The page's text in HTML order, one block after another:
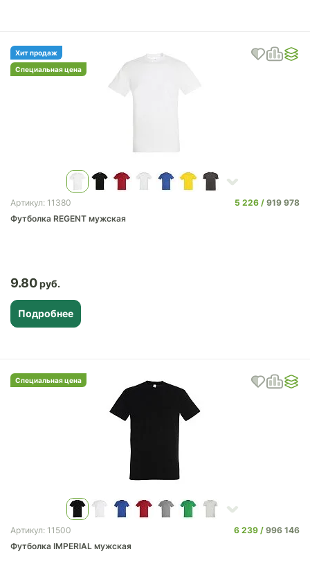
Хит продаж
Специальная цена
Артикул: 11380 5 226
919 978
Футболка REGENT мужская
9.80
Подробнее
Специальная цена
Артикул: 11500 6 239
996 146
Футболка IMPERIAL мужская